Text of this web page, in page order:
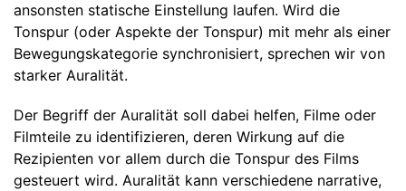
ansonsten statische Einstellung laufen. Wird die
Tonspur (oder Aspekte der Tonspur) mit mehr als einer
Bewegungskategorie synchronisiert, sprechen wir von
starker Auralität.
Der Begriff der Auralität soll dabei helfen, Filme oder
Filmteile zu identifizieren, deren Wirkung auf die
Rezipienten vor allem durch die Tonspur des Films
gesteuert wird. Auralität kann verschiedene narrative,